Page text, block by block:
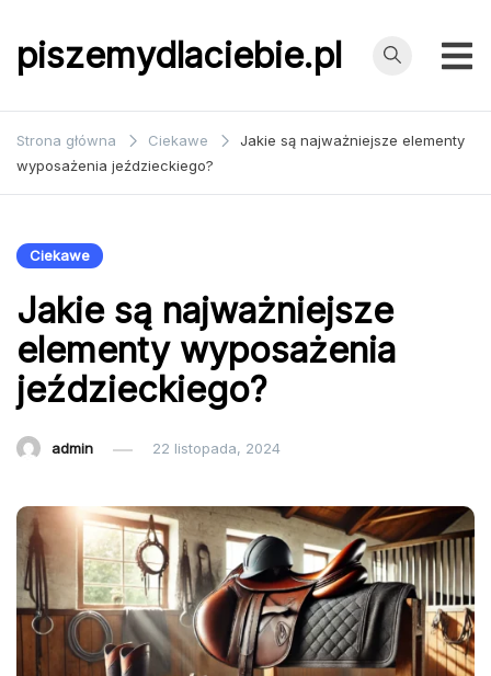
do
treścipiszemydlaciebie.pl
Strona główna Ciekawe
Jakie są najważniejsze elementy
wyposażenia jeździeckiego?
Ciekawe
Jakie są najważniejsze
elementy wyposażenia
jeździeckiego?
admin 22 listopada, 2024